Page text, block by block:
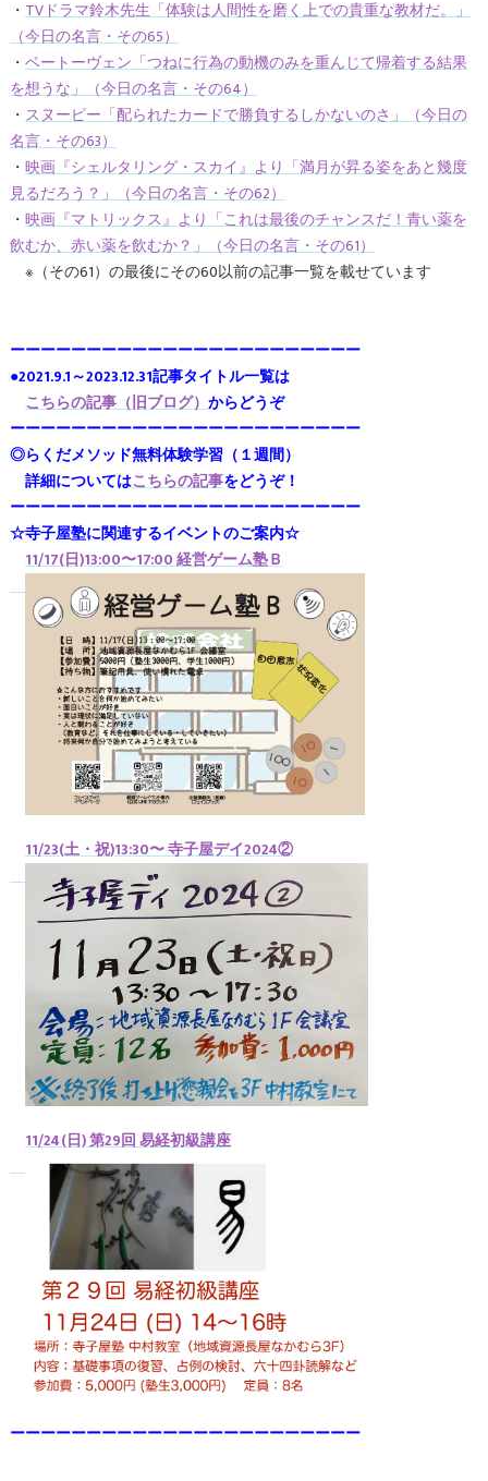
・ TVドラマ鈴木先生「体験は人間性を磨く上での貴重な教材だ。」
（今日の名言・その65）
・ ベートーヴェン「つねに行為の動機のみを重んじて帰着する結果
を想うな」（今日の名言・その64）
・ スヌーピー「配られたカードで勝負するしかないのさ」（今日の
名言・その63）
・ 映画『シェルタリング・スカイ』より「満月が昇る姿をあと幾度
見るだろう？」（今日の名言・その62）
・ 映画『マトリックス』より「これは最後のチャンスだ！青い薬を
飲むか、赤い薬を飲むか？」（今日の名言・その61）
※（その61）の最後にその60以前の記事一覧を載せています
ーーーーーーーーーーーーーーーーーーーーーーー
●2021.9.1～2023.12.31記事タイトル一覧は
こちらの記事（旧ブログ）からどうぞ
ーーーーーーーーーーーーーーーーーーーーーーー
◎らくだメソッド無料体験学習（１週間）
詳細についてはこちらの記事をどうぞ！
ーーーーーーーーーーーーーーーーーーーーーーー
☆寺子屋塾に関連するイベントのご案内☆
11/17(日)13:00〜17:00 経営ゲーム塾Ｂ
11/23(土・祝)13:30〜 寺子屋デイ2024②
11/24(日) 第29回 易経初級講座
ーーーーーーーーーーーーーーーーーーーーーーー